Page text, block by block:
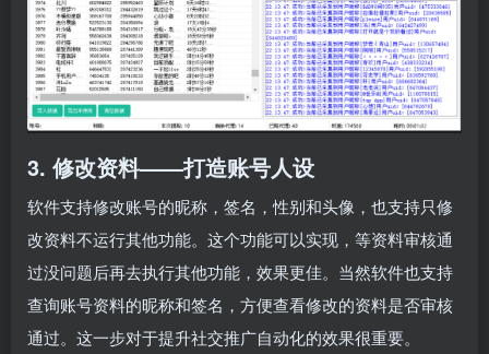
3. 修改资料——打造账号人设
软件支持修改账号的昵称，签名，性别和头像，也支持只修
改资料不运行其他功能。这个功能可以实现，等资料审核通
过没问题后再去执行其他功能，效果更佳。当然软件也支持
查询账号资料的昵称和签名，方便查看修改的资料是否审核
通过。这一步对于提升社交推广自动化的效果很重要。